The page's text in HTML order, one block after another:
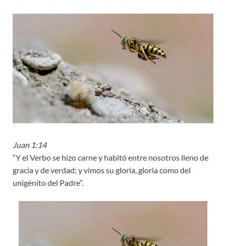
Juan 1:14
“Y el Verbo se hizo carne y habitó entre nosotros lleno de
gracia y de verdad; y vimos su gloria, gloria como del
unigénito del Padre”.